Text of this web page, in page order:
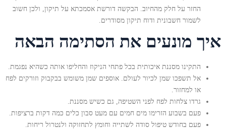
החזר על חלק מהחיוב. הבקשה דורשת אסמכתא על תיקון, ולכן חשוב
לשמור חשבונית ודוח תיקון מסודרים.
איך מונעים את הסתימה הבאה
התקינו מסננת איכותית בכל פתחי הניקוז והחליפו אותה כשהיא נפגמת.
אל תשפכו שמן לכיור לעולם. אוספים שמן משומש בבקבוק וזורקים לפח
או למחזור.
גרדו צלחות לפח לפני השטיפה, גם כשיש מסננת.
פעם בשבוע הזרימו מים חמים עם מעט סבון כלים כמה דקות ברציפות.
פעם בחודש טיפול סודה לשתייה וחומץ לתחזוקה ולנטרול ריחות.